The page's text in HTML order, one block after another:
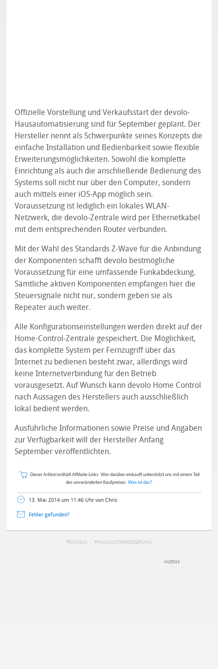
Offizielle Vorstellung und Verkaufsstart der devolo-
Hausautomatisierung sind für September geplant. Der
Hersteller nennt als Schwerpunkte seines Konzepts die
einfache Installation und Bedienbarkeit sowie flexible
Erweiterungsmöglichkeiten. Sowohl die komplette
Einrichtung als auch die anschließende Bedienung des
Systems soll nicht nur über den Computer, sondern
auch mittels einer iOS-App möglich sein.
Voraussetzung ist lediglich ein lokales WLAN-
Netzwerk, die devolo-Zentrale wird per Ethernetkabel
mit dem entsprechenden Router verbunden.
Mit der Wahl des Standards Z-Wave für die Anbindung
der Komponenten schafft devolo bestmögliche
Voraussetzung für eine umfassende Funkabdeckung.
Sämtliche aktiven Komponenten empfangen hier die
Steuersignale nicht nur, sondern geben sie als
Repeater auch weiter.
Alle Konfigurationseinstellungen werden direkt auf der
Home-Control-Zentrale gespeichert. Die Möglichkeit,
das komplette System per Fernzugriff über das
Internet zu bedienen besteht zwar, allerdings wird
keine Internetverbindung für den Betrieb
vorausgesetzt. Auf Wunsch kann devolo Home Control
nach Aussagen des Herstellers auch ausschließlich
lokal bedient werden.
Ausführliche Informationen sowie Preise und Angaben
zur Verfügbarkeit will der Hersteller Anfang
September veröffentlichten.
Dieser Artikel enthält Affiliate-Links. Wer darüber einkauft unterstützt uns mit einem Teil
des unveränderten Kaufpreises. Was ist das?
13. Mai 2014 um 11:46 Uhr von Chris
Fehler gefunden?
DEVOLO HAUSAUTOMATISIERUNG